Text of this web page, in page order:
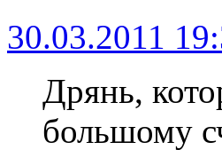
30.03.2011
Дрянь,
большому